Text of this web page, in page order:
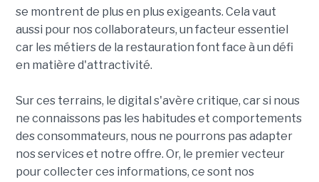
se montrent de plus en plus exigeants. Cela vaut
aussi pour nos collaborateurs, un facteur essentiel
car les métiers de la restauration font face à un défi
en matière d'attractivité.
Sur ces terrains, le digital s'avère critique, car si nous
ne connaissons pas les habitudes et comportements
des consommateurs, nous ne pourrons pas adapter
nos services et notre offre. Or, le premier vecteur
pour collecter ces informations, ce sont nos